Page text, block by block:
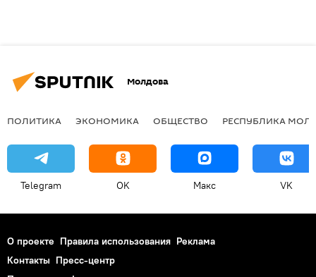
Молдова
ПОЛИТИКА ЭКОНОМИКА ОБЩЕСТВО РЕСПУБЛИКА
Telegram OK Макс VK
О проекте Правила использования Реклама
Контакты Пресс-центр